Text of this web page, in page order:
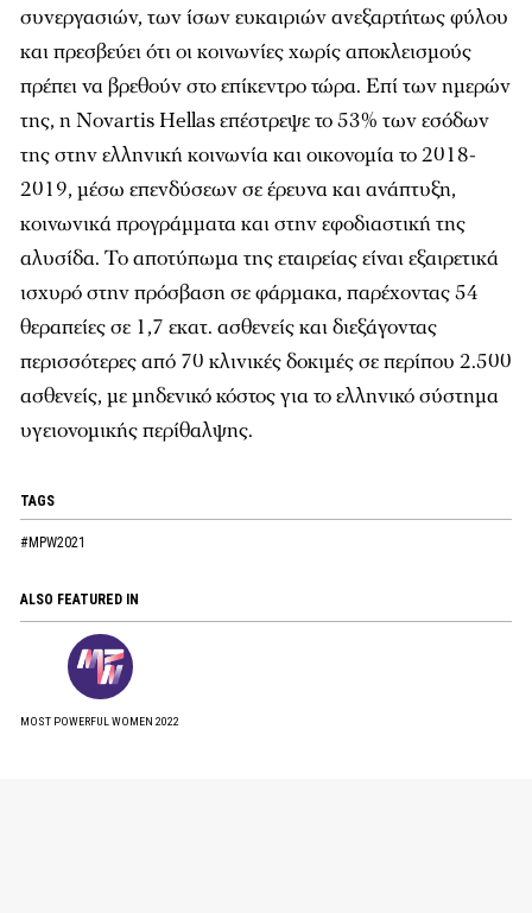
συνεργασιών, των ίσων ευκαιριών ανεξαρτήτως φύλου
και πρεσβεύει ότι οι κοινωνίες χωρίς αποκλεισμούς
πρέπει να βρεθούν στο επίκεντρο τώρα. Επί των ημερών
της, η Novartis Hellas επέστρεψε το 53% των εσόδων
της στην ελληνική κοινωνία και οικονομία το 2018-
2019, μέσω επενδύσεων σε έρευνα και ανάπτυξη,
κοινωνικά προγράμματα και στην εφοδιαστική της
αλυσίδα. Το αποτύπωμα της εταιρείας είναι εξαιρετικά
ισχυρό στην πρόσβαση σε φάρμακα, παρέχοντας 54
θεραπείες σε 1,7 εκατ. ασθενείς και διεξάγοντας
περισσότερες από 70 κλινικές δοκιμές σε περίπου 2.500
ασθενείς, με μηδενικό κόστος για το ελληνικό σύστημα
υγειονομικής περίθαλψης.
TAGS
#MPW2021
ALSO FEATURED IN
MOST POWERFUL WOMEN 2022